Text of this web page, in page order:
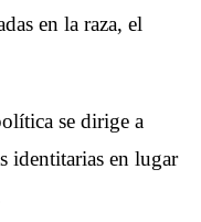
en la raza, el
se dirige a
identitarias en lugar